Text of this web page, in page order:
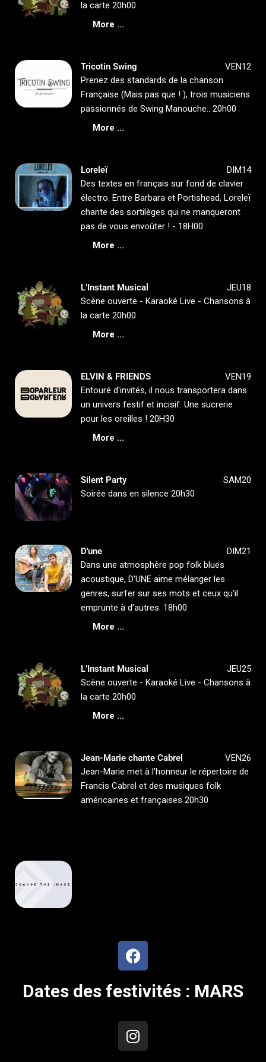
la carte 20h00
More ...
Tricotin Swing
VEN12
Prenez des standards de la chanson
Française (Mais pas que ! ), trois musiciens
passionnés de Swing Manouche.. 20h00
More ...
Loreleï
DIM14
Des textes en français sur fond de clavier
électro. Entre Barbara et Portishead, Loreleï
chante des sortilèges qui ne manqueront
pas de vous envoûter ! - 18H00
More ...
L’Instant Musical
JEU18
Scène ouverte - Karaoké Live - Chansons à
la carte 20h00
More ...
ELVIN & FRIENDS
VEN19
Entouré d'invités, il nous transportera dans
un univers festif et incisif. Une sucrerie
pour les oreilles ! 20H30
More ...
Silent Party
SAM20
Soirée dans en silence 20h30
D'une
DIM21
Dans une atmosphère pop folk blues
acoustique, D'UNE aime mélanger les
genres, surfer sur ses mots et ceux qu'il
emprunte à d'autres. 18h00
More ...
L’Instant Musical
JEU25
Scène ouverte - Karaoké Live - Chansons à
la carte 20h00
More ...
Jean-Marie chante Cabrel
VEN26
Jean-Marie met à l'honneur le répertoire de
Francis Cabrel et des musiques folk
américaines et françaises 20h30
Dates des festivités : MARS